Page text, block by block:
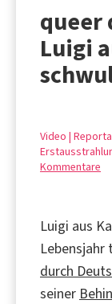
queer
Luigi
Video |
Kommentare
Luigi aus
Lebensjahr
durch
seiner